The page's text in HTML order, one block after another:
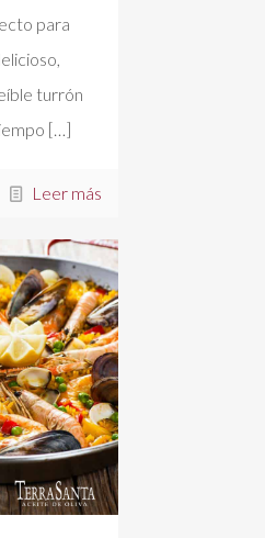
para
turrón
[…]
Leer más